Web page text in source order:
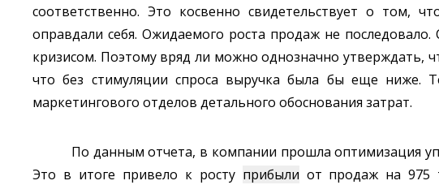
соответственно. Это косвенно свидетельствует о том,
оправдали себя. Ожидаемого роста продаж не
кризисом. Поэтому вряд ли можно однозначно утверждать,
что без стимуляции спроса выручка была бы еще ниже.
маркетингового отделов детального обоснования затрат.
По данным отчета, в компании прошла оптимизация
Это в итоге привело к росту прибыли от продаж на 975